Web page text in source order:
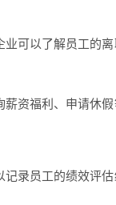
可以了解员工的
资福利、申请休
录员工的绩效评